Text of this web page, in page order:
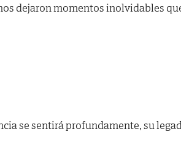
dejaron momentos inolvidables
se sentirá profundamente, su